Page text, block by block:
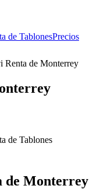
de TablonesPrecios
Renta de Monterrey
de Tablones
de Monterrey